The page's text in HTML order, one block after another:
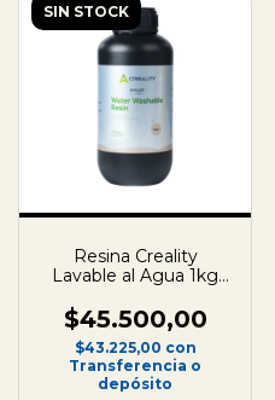
SIN STOCK
Resina Creality
Lavable al Agua 1kg
$45.500,00
$43.225,00 con
Transferencia o
depósito